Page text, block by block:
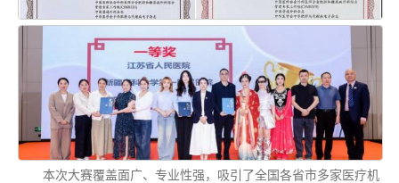
本次大赛覆盖面广、专业性强，吸引了全国各省市多家医疗机